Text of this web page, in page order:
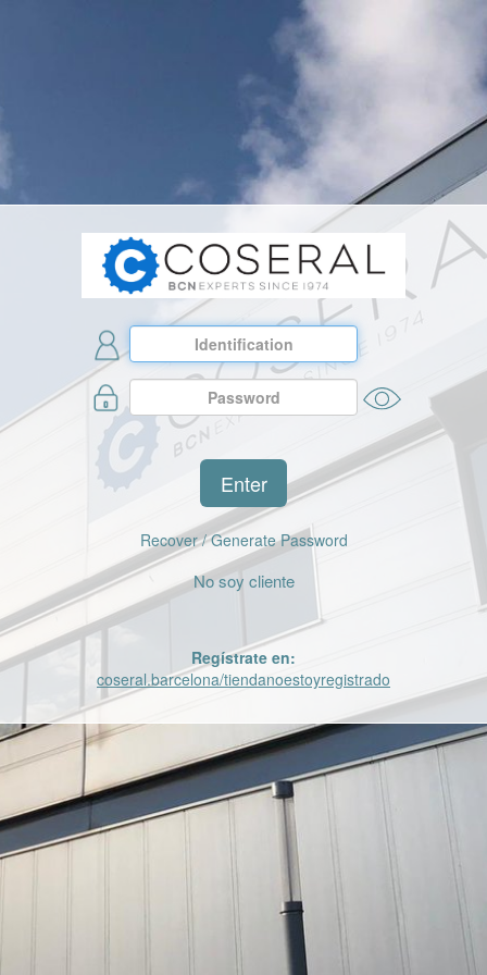
Enter
Recover / Generate Password
No soy cliente
Regístrate en:
coseral.barcelona/tiendanoestoyregistrado